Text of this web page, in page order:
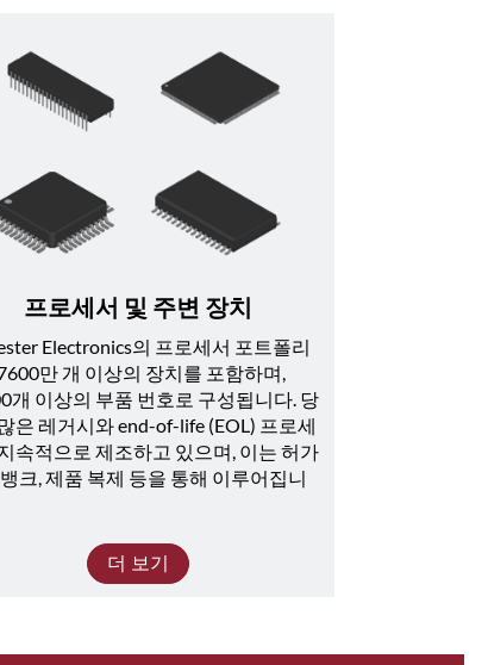
프로세서 및 주변 장치
Electronics의 프로세서 포트폴리
만 개 이상의 장치를 포함하며,
개 이상의 부품 번호로 구성됩니다. 당
은 레거시와 end-of-life (EOL) 프로세
속적으로 제조하고 있으며, 이는 허가
크, 제품 복제 등을 통해 이루어집니
더 보기